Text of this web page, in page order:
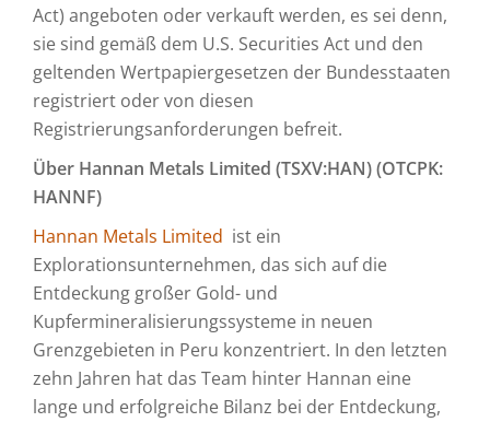
Act) angeboten oder verkauft werden, es sei denn,
sie sind gemäß dem U.S. Securities Act und den
geltenden Wertpapiergesetzen der Bundesstaaten
registriert oder von diesen
Registrierungsanforderungen befreit.
Über Hannan Metals Limited (TSXV:HAN) (OTCPK:
HANNF)
Hannan Metals Limited ist ein
Explorationsunternehmen, das sich auf die
Entdeckung großer Gold- und
Kupfermineralisierungssysteme in neuen
Grenzgebieten in Peru konzentriert. In den letzten
zehn Jahren hat das Team hinter Hannan eine
lange und erfolgreiche Bilanz bei der Entdeckung,